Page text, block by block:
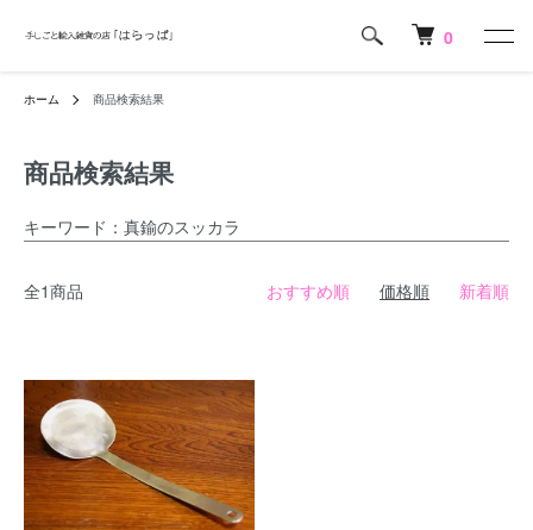
0
ホーム 商品検索結果
商品検索結果
キーワード：真鍮のスッカラ
全1商品 おすすめ順 価格順 新着順